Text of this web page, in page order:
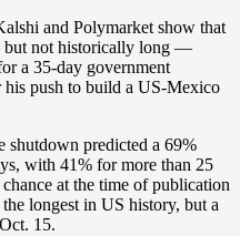
and Polymarket show that
but not historically long —
a 35-day government
push to build a US-Mexico
shutdown predicted a 69%
with 41% for more than 25
at the time of publication
longest in US history, but a
15.